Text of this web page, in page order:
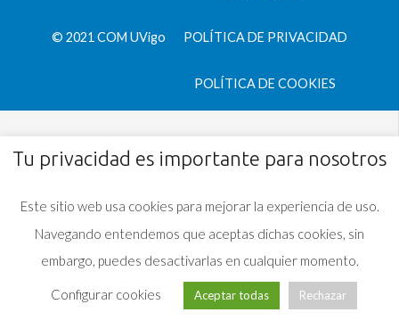
© 2021 COM UVigo POLÍTICA DE PRIVACIDAD
POLÍTICA DE COOKIES
Tu privacidad es importante para nosotros
Este sitio web usa cookies para mejorar la experiencia de uso.
Navegando entendemos que aceptas dichas cookies, sin
embargo, puedes desactivarlas en cualquier momento.
Configurar cookies Aceptar todas Rechazar